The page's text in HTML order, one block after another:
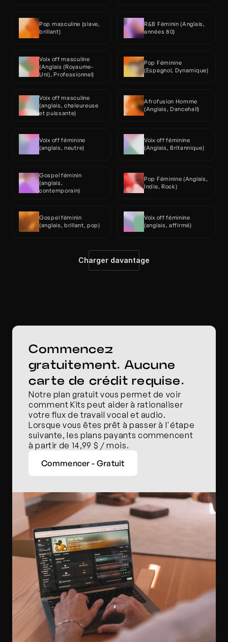
Pop masculine (slave,
brillant)
R&B Féminin (Anglais,
années 80)
Voix off masculine
(Anglais (Royaume-
Uni), Professionnel)
Pop Féminine
(Espagnol, Dynamique)
Voix off masculine
(anglais, chaleureuse
et puissante)
Afrofusion Homme
(Anglais, Dancehall)
Voix off féminine
(anglais, neutre)
Voix off féminine
(Anglais, Britannique)
Gospel féminin
(anglais,
contemporain)
Pop Féminine (Anglais,
Indie, Rock)
Gospel féminin
(anglais, brillant, pop)
Voix off féminine
(anglais, affirmé)
Charger davantage
Commencez
gratuitement. Aucune
carte de crédit requise.
Notre plan gratuit vous permet de voir
comment Kits peut aider à rationaliser
votre flux de travail vocal et audio.
Lorsque vous êtes prêt à passer à l'étape
suivante, les plans payants commencent
à partir de 14,99 $ / mois.
Commencer - Gratuit